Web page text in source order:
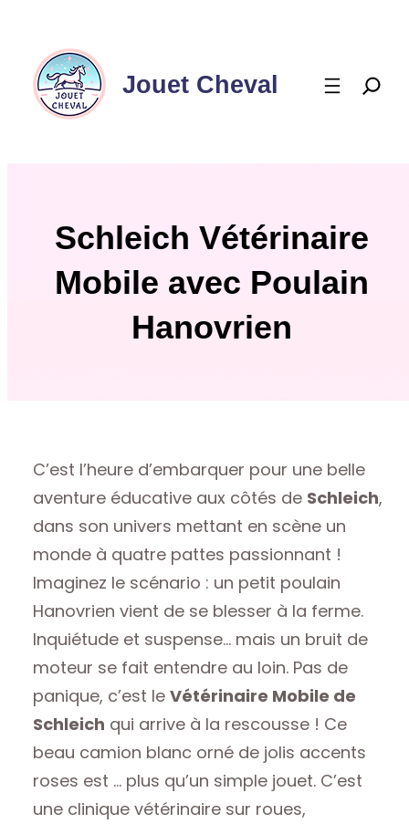
contenu
Jouet Cheval
Schleich Vétérinaire
Mobile avec Poulain
Hanovrien
C’est l’heure d’embarquer pour une belle
aventure éducative aux côtés de Schleich,
dans son univers mettant en scène un
monde à quatre pattes passionnant !
Imaginez le scénario : un petit poulain
Hanovrien vient de se blesser à la ferme.
Inquiétude et suspense… mais un bruit de
moteur se fait entendre au loin. Pas de
panique, c’est le Vétérinaire Mobile de
Schleich qui arrive à la rescousse ! Ce
beau camion blanc orné de jolis accents
roses est … plus qu’un simple jouet. C’est
une clinique vétérinaire sur roues,